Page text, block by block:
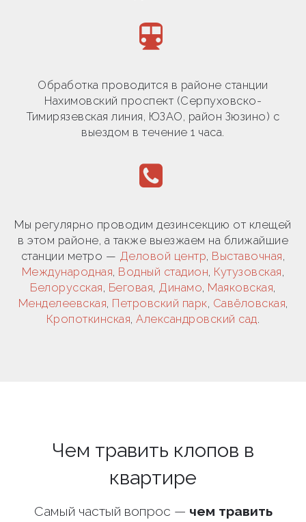
Обработка проводится в районе станции
Нахимовский проспект (Серпуховско-
Тимирязевская линия, ЮЗАО, район Зюзино) с
выездом в течение 1 часа.
Мы регулярно проводим дезинсекцию от клещей
в этом районе, а также выезжаем на ближайшие
станции метро — Деловой центр, Выставочная,
Международная, Водный стадион, Кутузовская,
Белорусская, Беговая, Динамо, Маяковская,
Менделеевская, Петровский парк, Савёловская,
Кропоткинская,Александровский сад.
Чем травить клопов в
квартире
Самый частый вопрос — чем травить